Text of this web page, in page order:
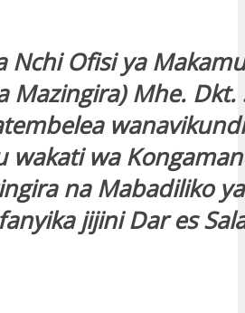
Nchi Ofisi ya
Mazingira) Mhe. Dkt.
wakati wa
na Mabadiliko
jijini Dar es